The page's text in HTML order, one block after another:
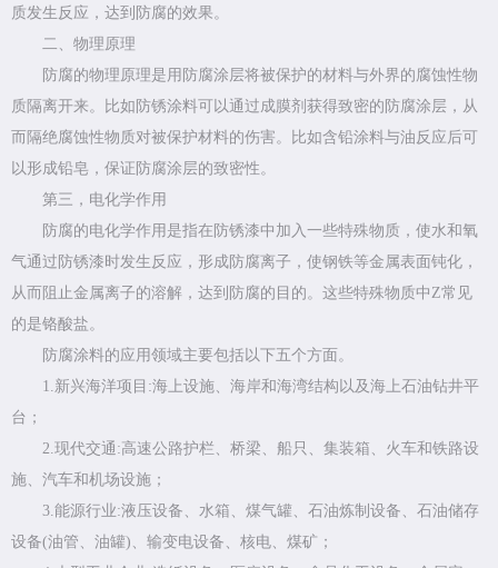
质发生反应，达到防腐的效果。
二、物理原理
防腐的物理原理是用防腐涂层将被保护的材料与外界的腐蚀性物
质隔离开来。比如防锈涂料可以通过成膜剂获得致密的防腐涂层，从
而隔绝腐蚀性物质对被保护材料的伤害。比如含铅涂料与油反应后可
以形成铅皂，保证防腐涂层的致密性。
第三，电化学作用
防腐的电化学作用是指在防锈漆中加入一些特殊物质，使水和氧
气通过防锈漆时发生反应，形成防腐离子，使钢铁等金属表面钝化，
从而阻止金属离子的溶解，达到防腐的目的。这些特殊物质中Z常见
的是铬酸盐。
防腐涂料的应用领域主要包括以下五个方面。
1.新兴海洋项目:海上设施、海岸和海湾结构以及海上石油钻井平
台；
2.现代交通:高速公路护栏、桥梁、船只、集装箱、火车和铁路设
施、汽车和机场设施；
3.能源行业:液压设备、水箱、煤气罐、石油炼制设备、石油储存
设备(油管、油罐)、输变电设备、核电、煤矿；